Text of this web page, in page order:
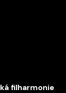
filharmonie